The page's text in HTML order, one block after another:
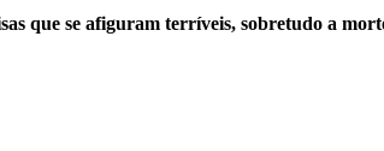
que se afiguram terríveis, sobretudo a